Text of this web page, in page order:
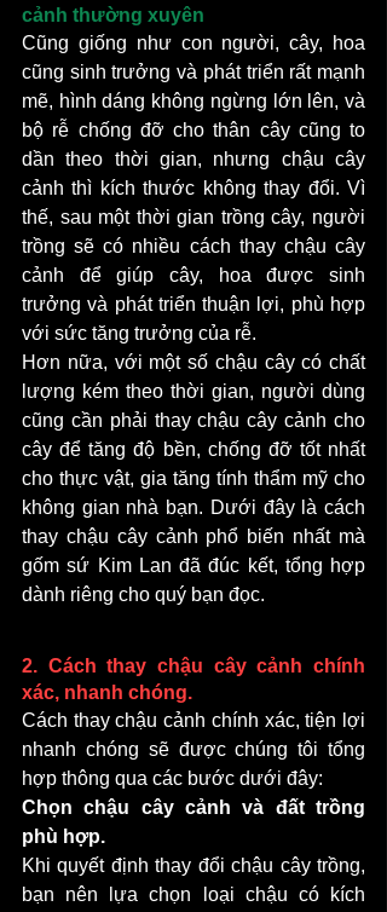
cảnh thường xuyên
Cũng giống như con người, cây, hoa
cũng sinh trưởng và phát triển rất mạnh
mẽ, hình dáng không ngừng lớn lên, và
bộ rễ chống đỡ cho thân cây cũng to
dần theo thời gian, nhưng chậu cây
cảnh thì kích thước không thay đổi. Vì
thế, sau một thời gian trồng cây, người
trồng sẽ có nhiều cách thay chậu cây
cảnh để giúp cây, hoa được sinh
trưởng và phát triển thuận lợi, phù hợp
với sức tăng trưởng của rễ.
Hơn nữa, với một số chậu cây có chất
lượng kém theo thời gian, người dùng
cũng cần phải thay chậu cây cảnh cho
cây để tăng độ bền, chống đỡ tốt nhất
cho thực vật, gia tăng tính thẩm mỹ cho
không gian nhà bạn. Dưới đây là cách
thay chậu cây cảnh phổ biến nhất mà
gốm sứ Kim Lan đã đúc kết, tổng hợp
dành riêng cho quý bạn đọc.
2. Cách thay chậu cây cảnh chính
xác, nhanh chóng.
Cách thay chậu cảnh chính xác, tiện lợi
nhanh chóng sẽ được chúng tôi tổng
hợp thông qua các bước dưới đây:
Chọn chậu cây cảnh và đất trồng
phù hợp.
Khi quyết định thay đổi chậu cây trồng,
bạn nên lựa chọn loại chậu có kích